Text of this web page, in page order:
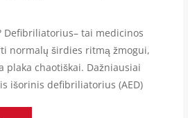
Defibriliatorius– tai medicinos
normalų širdies ritmą žmogui,
plaka chaotiškai. Dažniausiai
išorinis defibriliatorius (AED)